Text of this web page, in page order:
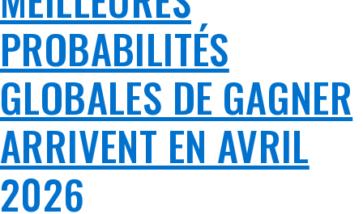
PROBABILITÉS
GLOBALES DE GAGNER
ARRIVENT EN AVRIL
2026